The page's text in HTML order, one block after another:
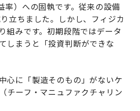
率）への固執です。従来の設備
立ちました。しかし、フィジカ
組みです。初期段階ではデータ
しまうと「投資判断ができな
心に「製造そのもの」がないケ
チーフ・マニュファクチャリン